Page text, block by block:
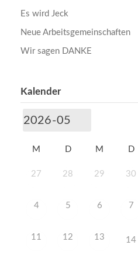
Es wird Jeck
Neue Arbeitsgemeinschaften
Wir sagen DANKE
Kalender
M D M D
27 28 29 30
4 5 6 7
11 12 13 14